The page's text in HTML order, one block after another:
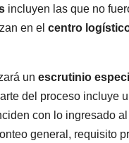
incluyen las que no
en el centro
un escrutinio
del proceso incluye
con lo ingresado
general, requisito